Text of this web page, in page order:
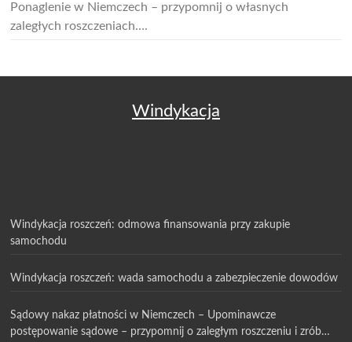
Ponaglenie w Niemczech – przypomnij o własnych
zaległych roszczeniach….
Windykacja
Windykacja roszczeń: odmowa finansowania przy zakupie
samochodu
Windykacja roszczeń: wada samochodu a zabezpieczenie dowodów
Sądowy nakaz płatności w Niemczech – Upominawcze
postępowanie sądowe – przypomnij o zaległym roszczeniu i zrób